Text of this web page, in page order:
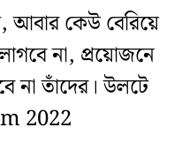
আবার কেউ বেরিয়ে
না, প্রয়োজনে
না তাঁদের। উলটে
2022